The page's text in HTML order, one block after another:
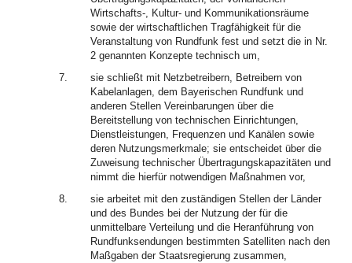
Wirtschafts-, Kultur- und Kommunikationsräume
sowie der wirtschaftlichen Tragfähigkeit für die
Veranstaltung von Rundfunk fest und setzt die in Nr.
2 genannten Konzepte technisch um,
7.
sie schließt mit Netzbetreibern, Betreibern von
Kabelanlagen, dem Bayerischen Rundfunk und
anderen Stellen Vereinbarungen über die
Bereitstellung von technischen Einrichtungen,
Dienstleistungen, Frequenzen und Kanälen sowie
deren Nutzungsmerkmale; sie entscheidet über die
Zuweisung technischer Übertragungskapazitäten und
nimmt die hierfür notwendigen Maßnahmen vor,
8.
sie arbeitet mit den zuständigen Stellen der Länder
und des Bundes bei der Nutzung der für die
unmittelbare Verteilung und die Heranführung von
Rundfunksendungen bestimmten Satelliten nach den
Maßgaben der Staatsregierung zusammen,